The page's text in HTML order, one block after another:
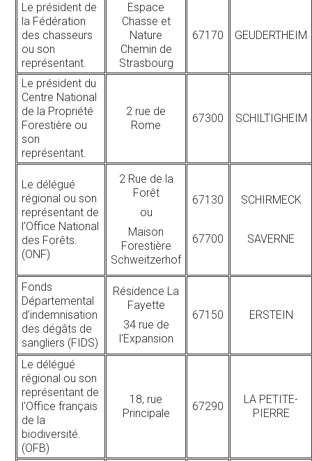
Le président de
la Fédération
des chasseurs
ou son
représentant.
Espace
Chasse et
Nature
Chemin de
Strasbourg
67170 GEUDERTHEIM
Le président du
Centre National
de la Propriété
Forestière ou
son
représentant.
2 rue de
Rome
67300 SCHILTIGHEIM
Le délégué
régional ou son
représentant de
l’Office National
des Forêts.
(ONF)
2 Rue de la
Forêt
ou
Maison
Forestière
Schweitzerhof
67130
67700
SCHIRMECK
SAVERNE
Fonds
Départemental
d’indemnisation
des dégâts de
sangliers (FIDS)
Résidence La
Fayette
34 rue de
l'Expansion
67150 ERSTEIN
Le délégué
régional ou son
représentant de
l'Office français
de la
biodiversité.
(OFB)
18, rue
Principale
67290
LA PETITE-
PIERRE